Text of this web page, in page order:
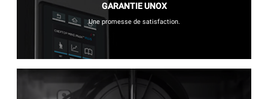
GARANTIE UNOX
Une promesse de satisfaction.